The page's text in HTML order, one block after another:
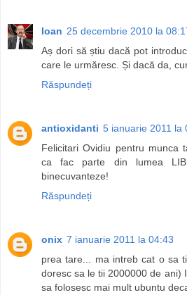
Ioan 25 decembrie 2010 la
Aș dori să știu dacă pot
care le urmăresc. Și dacă da,
Răspundeți
antioxidanti 5 ianuarie 2011 la
Felicitari Ovidiu pentru munca
ca fac parte din lumea
binecuvanteze!
Răspundeți
onix 7 ianuarie 2011 la 04:43
prea tare... ma intreb cat o sa
doresc sa le tii 2000000 de ani)
sa folosesc mai mult ubuntu